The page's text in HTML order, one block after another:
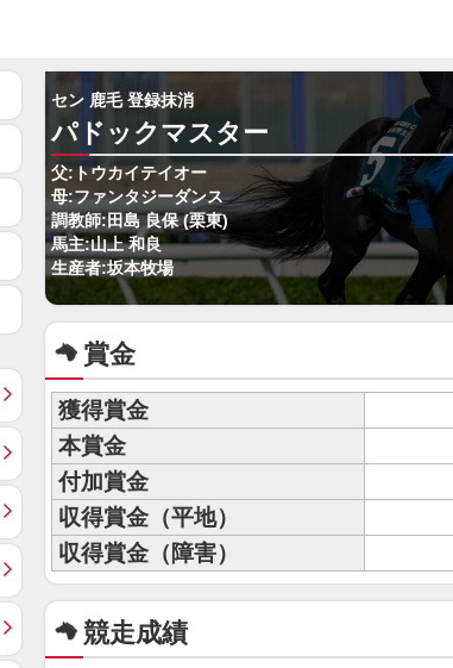
セン 鹿毛 登録抹消
パドックマスター
父:トウカイテイオー
母:ファンタジーダンス
調教師:田島 良保 (栗東)
馬主:山上 和良
生産者:坂本牧場
賞金
獲得賞金
本賞金
付加賞金
収得賞金（平地）
収得賞金（障害）
競走成績